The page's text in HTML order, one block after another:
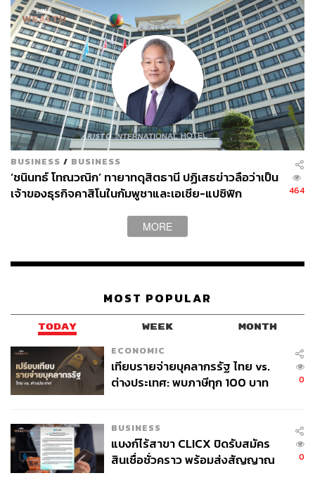
BUSINESS / BUSINESS
‘ชนินทธ์ โทณวณิก’ ทายาทดุสิตธานี ปฏิเสธข่าวลือว่าเป็น
เจ้าของธุรกิจคาสิโนในกัมพูชาและเอเชีย-แปซิฟิก
464
MORE
MOST POPULAR
TODAY WEEK MONTH
ECONOMIC
เทียบรายจ่ายบุคลากรรัฐ ไทย vs.
ต่างประเทศ: พบภาษีทุก 100 บาท
0
BUSINESS
แบงก์ไร้สาขา CLICX ปิดรับสมัคร
สินเชื่อชั่วคราว พร้อมส่งสัญญาณ
0